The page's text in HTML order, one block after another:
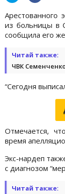
Арестованного
из больницы в
сообщила его
Читай также:
ЧВК
“Сегодня
Отмечается,
время
Экс-нардеп
с диагнозом
Читай также: